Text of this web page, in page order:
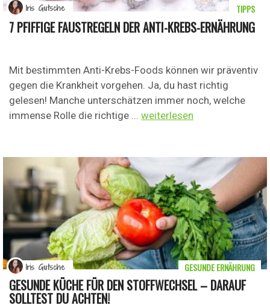
7 PFIFFIGE FAUSTREGELN DER ANTI-KREBS-ERNÄHRUNG
Mit bestimmten Anti-Krebs-Foods können wir präventiv
gegen die Krankheit vorgehen. Ja, du hast richtig
gelesen! Manche unterschätzen immer noch, welche
immense Rolle die richtige ... weiterlesen
TIPPS
Iris Gutsche
GESUNDE KÜCHE FÜR DEN STOFFWECHSEL – DARAUF
SOLLTEST DU ACHTEN!
GESUNDE ERNÄHRUNG
Iris Gutsche